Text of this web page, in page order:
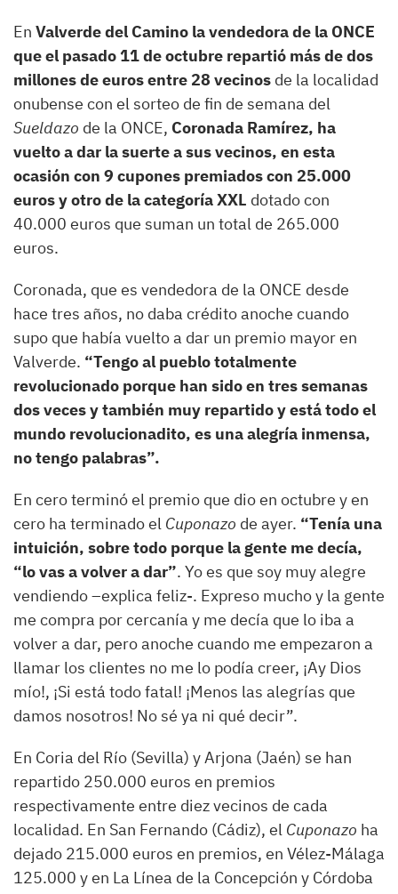
En Valverde del Camino la vendedora de la ONCE
que el pasado 11 de octubre repartió más de dos
millones de euros entre 28 vecinos de la localidad
onubense con el sorteo de fin de semana del
Sueldazo de la ONCE, Coronada Ramírez, ha
vuelto a dar la suerte a sus vecinos, en esta
ocasión con 9 cupones premiados con 25.000
euros y otro de la categoría XXL dotado con
40.000 euros que suman un total de 265.000
euros.
Coronada, que es vendedora de la ONCE desde
hace tres años, no daba crédito anoche cuando
supo que había vuelto a dar un premio mayor en
Valverde. “Tengo al pueblo totalmente
revolucionado porque han sido en tres semanas
dos veces y también muy repartido y está todo el
mundo revolucionadito, es una alegría inmensa,
no tengo palabras”.
En cero terminó el premio que dio en octubre y en
cero ha terminado el Cuponazo de ayer. “Tenía una
intuición, sobre todo porque la gente me decía,
“lo vas a volver a dar”. Yo es que soy muy alegre
vendiendo –explica feliz-. Expreso mucho y la gente
me compra por cercanía y me decía que lo iba a
volver a dar, pero anoche cuando me empezaron a
llamar los clientes no me lo podía creer, ¡Ay Dios
mío!, ¡Si está todo fatal! ¡Menos las alegrías que
damos nosotros! No sé ya ni qué decir”.
En Coria del Río (Sevilla) y Arjona (Jaén) se han
repartido 250.000 euros en premios
respectivamente entre diez vecinos de cada
localidad. En San Fernando (Cádiz), el Cuponazo ha
dejado 215.000 euros en premios, en Vélez-Málaga
125.000 y en La Línea de la Concepción y Córdoba